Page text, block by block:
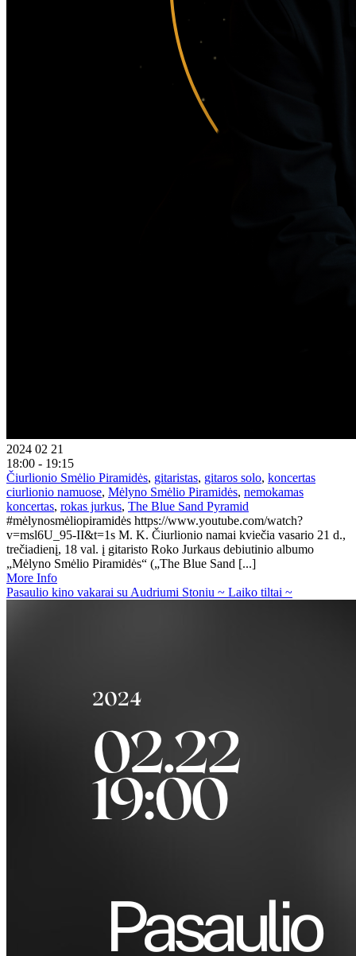
2024 02 21
18:00 - 19:15
Čiurlionio Smėlio Piramidės, gitaristas, gitaros solo, koncertas
ciurlionio namuose, Mėlyno Smėlio Piramidės, nemokamas
koncertas, rokas jurkus, The Blue Sand Pyramid
#mėlynosmėliopiramidės https://www.youtube.com/watch?
v=msl6U_95-II&t=1s M. K. Čiurlionio namai kviečia vasario 21 d.,
trečiadienį, 18 val. į gitaristo Roko Jurkaus debiutinio albumo
„Mėlyno Smėlio Piramidės“ („The Blue Sand [...]
More Info
Pasaulio kino vakarai su Audriumi Stoniu ~ Laiko tiltai ~